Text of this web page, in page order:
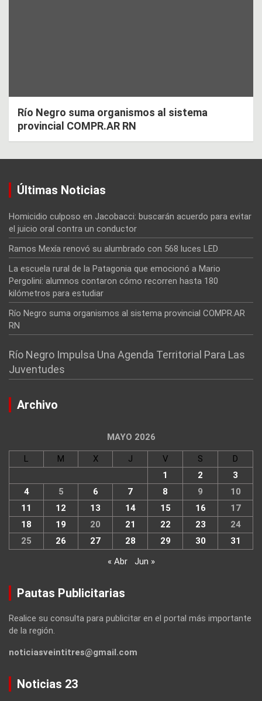
Río Negro suma organismos al sistema
provincial COMPR.AR RN
Últimas Noticias
Homicidio culposo en Jacobacci: buscarán acuerdo para evitar
el juicio oral contra un conductor
Ramos Mexía renovó su alumbrado con 568 luces LED
La escuela rural de la Patagonia que emocionó a Mario
Pergolini: alumnos contaron cómo recorren hasta 180
kilómetros para estudiar
Río Negro suma organismos al sistema provincial COMPR.AR
RN
Río Negro Impulsa Una Agenda Territorial Para Las
Juventudes
Archivo
MAYO 2026
L M X J V S
D
1
2
3
4
5 6 7 8 9
10
11
12 13 14 15 16
17
18
19 20 21 22 23
24
25
26 27 28 29 30
31
« Abr
Jun »
Pautas Publicitarias
Realice su consulta para publicitar en el portal más importante
de la región.
noticiasveintitres@gmail.com
Noticias 23